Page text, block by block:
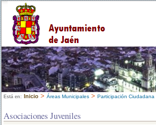
Está en: Inicio > Áreas Municipales > Participación Ciudadana
Asociaciones Juveniles